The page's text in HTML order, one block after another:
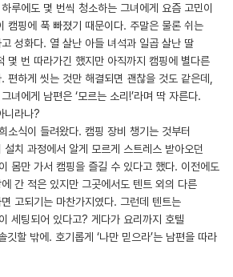
루에도 몇 번씩 청소하는 그녀에게 요즘 고민이
캠핑에 푹 빠졌기 때문이다. 주말은 물론 쉬는
성화다. 열 살난 아들 녀석과 일곱 살난 딸
몇 번 따라가긴 했지만 아직까지 캠핑에 별다른
편하게 씻는 것만 해결되면 괜찮을 것도 같은데,
녀에게 남편은 ‘모르는 소리!’라며 딱 자른다.
니라나?
소식이 들려왔다. 캠핑 장비 챙기는 것부터
치 과정에서 알게 모르게 스트레스 받아오던
몸만 가서 캠핑을 즐길 수 있다고 했다. 이전에도
간 적은 있지만 그곳에서도 텐트 외의 다른
고되기는 마찬가지였다. 그런데 텐트는
세팅되어 있다고? 게다가 요리까지 호텔
깃할 밖에. 호기롭게 ‘나만 믿으라’는 남편을 따라